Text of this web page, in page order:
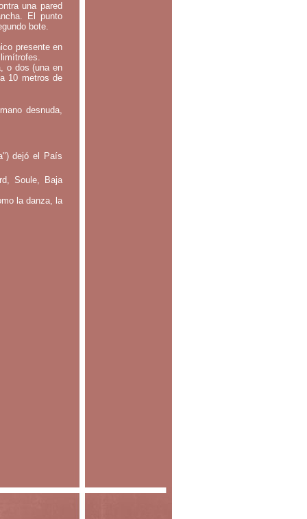
una pared
El punto
bote.
presente en
o dos (una en
10 metros de
desnuda,
dejó el País
Soule, Baja
la danza, la